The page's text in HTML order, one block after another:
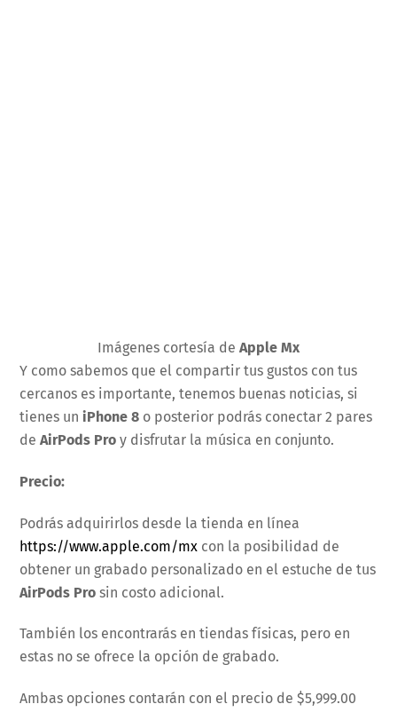
Imágenes cortesía de Apple Mx
Y como sabemos que el compartir tus gustos con tus
cercanos es importante, tenemos buenas noticias, si
tienes uniPhone 8 o posterior podrás conectar 2 pares
deAirPods Pro y disfrutar la música en conjunto.
Precio:
Podrás adquirirlos desde la tienda en línea
https://www.apple.com/mx con la posibilidad de
obtener un grabado personalizado en el estuche de tus
AirPods Pro sin costo adicional.
También los encontrarás en tiendas físicas, pero en
estas no se ofrece la opción de grabado.
Ambas opciones contarán con el precio de $5,999.00